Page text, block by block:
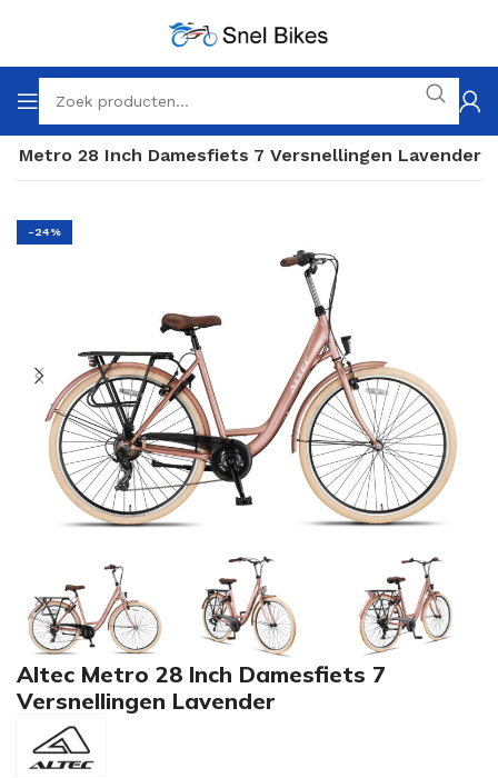
Metro 28 Inch Damesfiets 7 Versnellingen Lavender
-24%
Altec Metro 28 Inch Damesfiets 7
Versnellingen Lavender